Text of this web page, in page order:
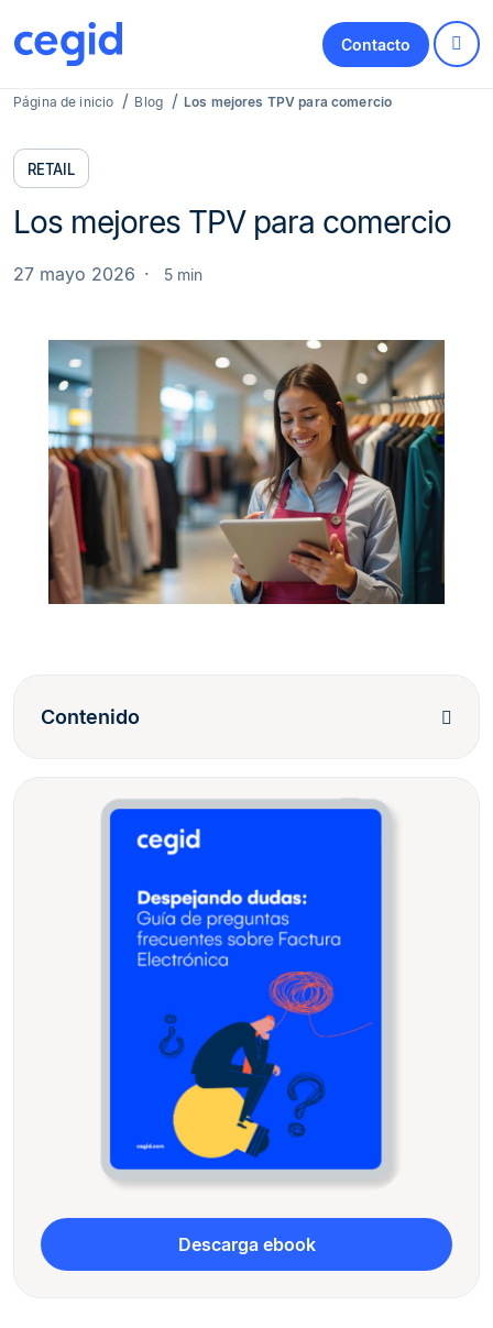
Contacto
Página de inicio Blog Los mejores TPV para comercio
RETAIL
Los mejores TPV para comercio
27 mayo 2026 5 min
Contenido
Descarga ebook